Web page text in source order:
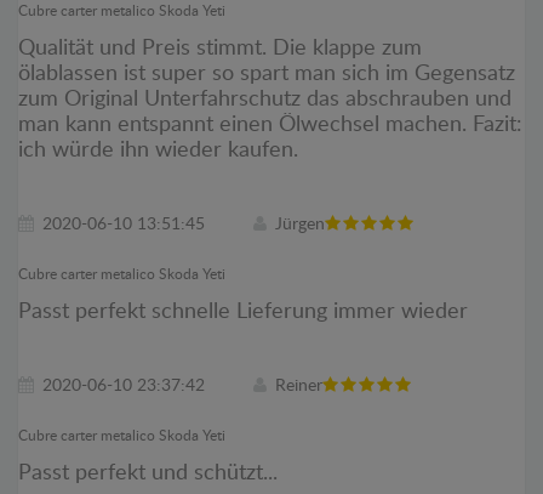
Cubre carter metalico Skoda Yeti
Qualität und Preis stimmt. Die klappe zum
ölablassen ist super so spart man sich im Gegensatz
zum Original Unterfahrschutz das abschrauben und
man kann entspannt einen Ölwechsel machen. Fazit:
ich würde ihn wieder kaufen.
2020-06-10 13:51:45 Jürgen
Cubre carter metalico Skoda Yeti
Passt perfekt schnelle Lieferung immer wieder
2020-06-10 23:37:42 Reiner
Cubre carter metalico Skoda Yeti
Passt perfekt und schützt...